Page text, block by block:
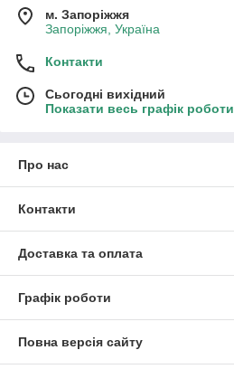
м. Запоріжжя
Запоріжжя, Україна
Контакти
Сьогодні вихідний
Показати весь графік роботи
Про нас
Контакти
Доставка та оплата
Графік роботи
Повна версія сайту